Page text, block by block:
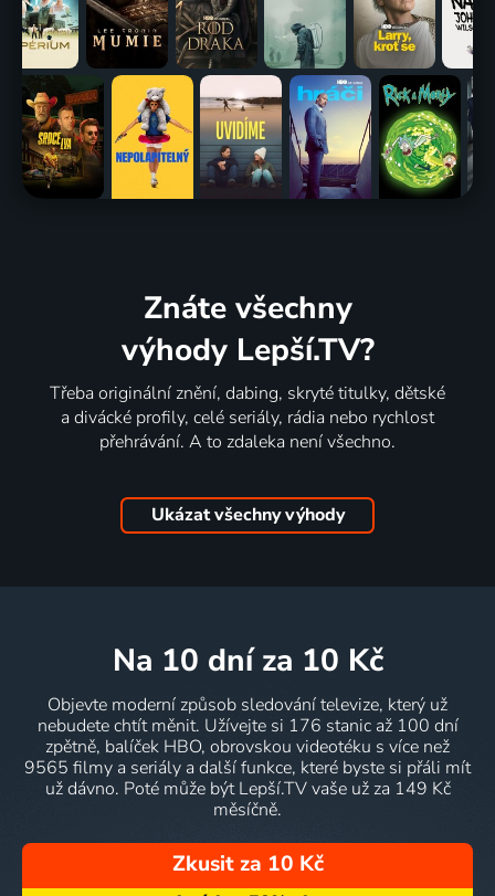
Znáte všechny
výhody Lepší.TV?
Třeba originální znění, dabing, skryté titulky, dětské
a divácké profily, celé seriály, rádia nebo rychlost
přehrávání. A to zdaleka není všechno.
Ukázat všechny výhody
na 10 dní za 10 Kč
Objevte moderní způsob sledování televize, který už
nebudete chtít měnit. Užívejte si 176 stanic až 100 dní
zpětně, balíček HBO, obrovskou videotéku s více než
9565 filmy a seriály a další funkce, které byste si přáli mít
už dávno. Poté může být Lepší.TV vaše už za 149 Kč
měsíčně.
Zkusit za 10 Kč